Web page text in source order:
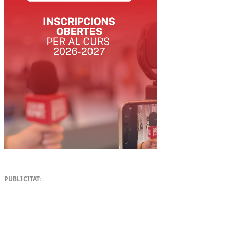
PUBLICITAT: